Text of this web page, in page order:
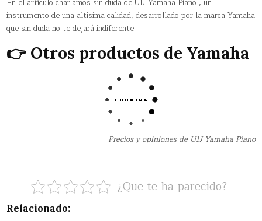
En el artículo charlamos sin duda de U1J Yamaha Piano , un
instrumento de una altísima calidad, desarrollado por la marca Yamaha
que sin duda no te dejará indiferente.
👉 Otros productos de Yamaha
Precios y opiniones de U1J Yamaha Piano
¿Que te ha parecido?
Relacionado: